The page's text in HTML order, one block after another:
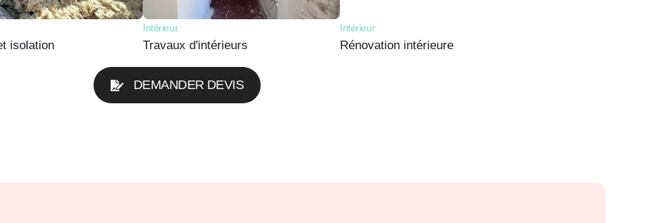
isolation
Intérieur
Travaux d'intérieurs
Intérieur
Rénovation intérieure
DEMANDER DEVIS